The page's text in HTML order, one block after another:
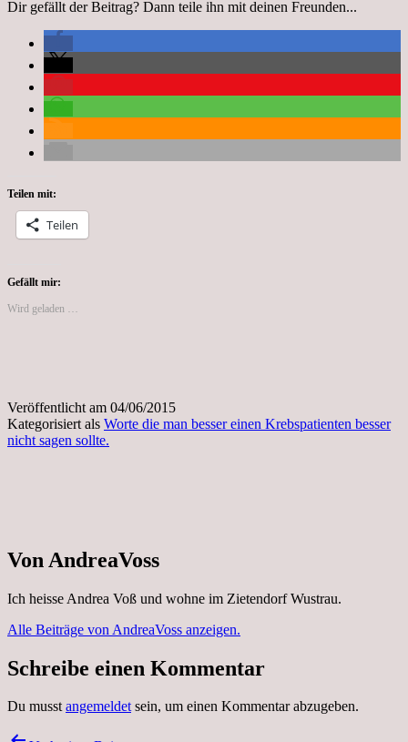
Dir gefällt der Beitrag? Dann teile ihn mit deinen Freunden...
Teilen mit:
Teilen
Gefällt mir:
Wird geladen …
Veröffentlicht am 04/06/2015
Kategorisiert als Worte die man besser einen Krebspatienten besser
nicht sagen sollte.
Von AndreaVoss
Ich heisse Andrea Voß und wohne im Zietendorf Wustrau.
Alle Beiträge von AndreaVoss anzeigen.
Schreibe einen Kommentar
Du musstangemeldetsein, um einen Kommentar abzugeben.